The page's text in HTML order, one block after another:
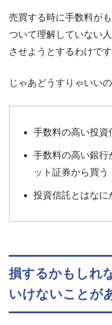
売買する時に手数料が
ついて理解していない
させようとするわけです
じゃあどうすりゃいい
手数料の高い投資
手数料の高い銀行
ット証券から買う
投資信託とはなに
損するかもしれ
いけないことが